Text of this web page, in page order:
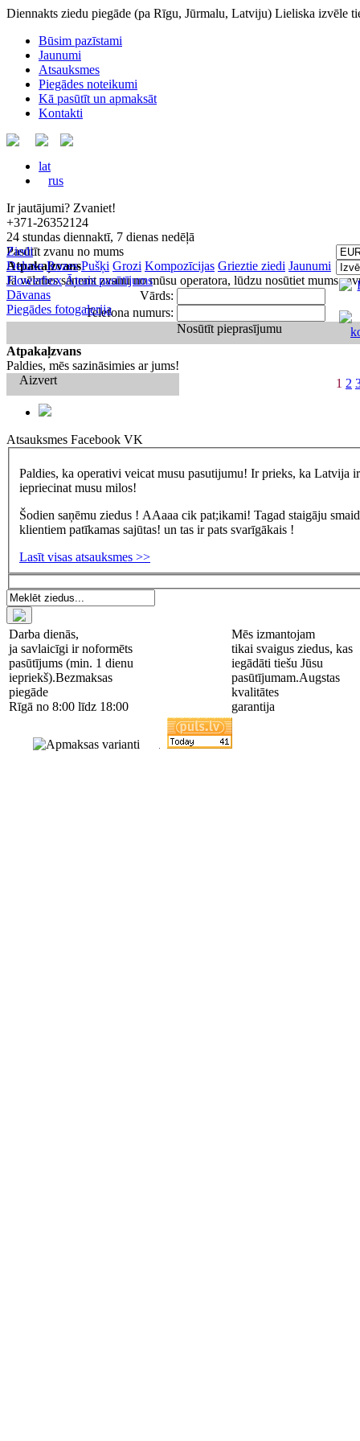
Diennakts ziedu piegāde (pa Rīgu, Jūrmalu, Latviju) Lieliska izvēle
Būsim pazīstami
Jaunumi
Atsauksmes
Piegādes noteikumi
Kā pasūtīt un apmaksāt
Kontakti
lat
rus
Ir jautājumi? Zvaniet!
+371-26352124
24 stundas diennaktī, 7 dienas nedēļā
Pasūtīt zvanu no mums
Atpakaļzvans
Ja vēlaties saņemt zvanu no mūsu operatora, lūdzu nosūtiet mums
Vārds:
Telefona numurs:
Nosūtīt pieprasījumu
Atpakaļzvans
Paldies, mēs sazināsimies ar jums!
Aizvert
Ziedi
Deluxe Rozes Pušķi Grozi Kompozīcijas Grieztie ziedi Jaunumi
Flowerbox Ātrais pasūtījums
Dāvanas
Piegādes fotogalerija
1 2
Atsauksmes Facebook VK
Paldies, ka operativi veicat musu pasutijumu! Ir prieks, ka Latvija
iepriecinat musu milos!
Šodien saņēmu ziedus ! AAaaa cik pat;ikami! Tagad staigāju
klientiem patīkamas sajūtas! un tas ir pats svarīgākais !
Lasīt visas atsauksmes >>
Darba dienās,
ja savlaicīgi ir noformēts
pasūtījums (min. 1 dienu
iepriekš).Bezmaksas
piegāde
Rīgā no 8:00 līdz 18:00
Mēs izmantojam
tikai svaigus ziedus, kas
iegādāti tiešu Jūsu
pasūtījumam.Augstas
kvalitātes
garantija